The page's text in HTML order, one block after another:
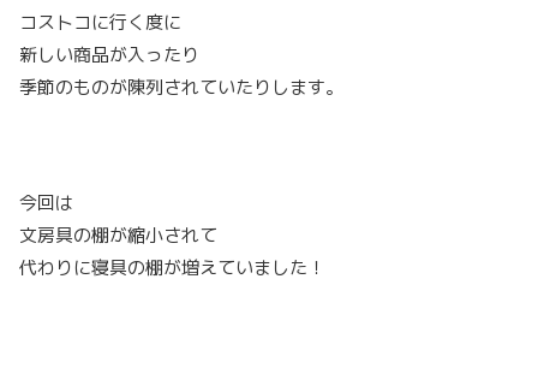
コストコに行く度に
新しい商品が入ったり
季節のものが陳列されていたりします。
今回は
文房具の棚が縮小されて
代わりに寝具の棚が増えていました！